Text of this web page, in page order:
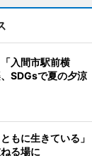
入間市駅前横
SDGsで夏の夕涼
もに生きている」
る場に